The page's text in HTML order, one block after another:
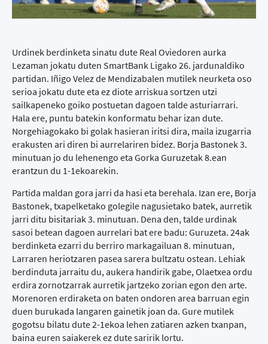
Urdinek berdinketa sinatu dute Real Oviedoren aurka
Lezaman jokatu duten SmartBank Ligako 26. jardunaldiko
partidan. Iñigo Velez de Mendizabalen mutilek neurketa oso
serioa jokatu dute eta ez diote arriskua sortzen utzi
sailkapeneko goiko postuetan dagoen talde asturiarrari.
Hala ere, puntu batekin konformatu behar izan dute.
Norgehiagokako bi golak hasieran iritsi dira, maila izugarria
erakusten ari diren bi aurrelariren bidez. Borja Bastonek 3.
minutuan jo du lehenengo eta Gorka Guruzetak 8.ean
erantzun du 1-1ekoarekin.
Partida maldan gora jarri da hasi eta berehala. Izan ere, Borja
Bastonek, txapelketako golegile nagusietako batek, aurretik
jarri ditu bisitariak 3. minutuan. Dena den, talde urdinak
sasoi betean dagoen aurrelari bat ere badu: Guruzeta. 24ak
berdinketa ezarri du berriro markagailuan 8. minutuan,
Larraren heriotzaren pasea sarera bultzatu ostean. Lehiak
berdinduta jarraitu du, aukera handirik gabe, Olaetxea ordu
erdira zornotzarrak aurretik jartzeko zorian egon den arte.
Morenoren erdiraketa on baten ondoren area barruan egin
duen burukada langaren gainetik joan da. Gure mutilek
gogotsu bilatu dute 2-1ekoa lehen zatiaren azken txanpan,
baina euren saiakerek ez dute saririk lortu.